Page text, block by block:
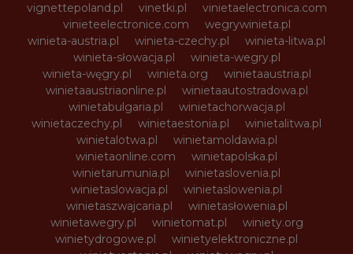
vignettepoland.pl
vinetki.pl
vinietaelectronica.com
vinieteelectronice.com
wegrywinieta.pl
winieta-austria.pl
winieta-czechy.pl
winieta-litwa.pl
winieta-słowacja.pl
winieta-wegry.pl
winieta-węgry.pl
winieta.org
winietaaustria.pl
winietaaustriaonline.pl
winietaautostradowa.pl
winietabulgaria.pl
winietachorwacja.pl
winietaczechy.pl
winietaestonia.pl
winietalitwa.pl
winietalotwa.pl
winietamoldawia.pl
winietaonline.com
winietapolska.pl
winietarumunia.pl
winietaslovenia.pl
winietaslowacja.pl
winietaslowenia.pl
winietaszwajcaria.pl
winietasłowenia.pl
winietawegry.pl
winietomat.pl
winiety.org
winietydrogowe.pl
winietyelektroniczne.pl